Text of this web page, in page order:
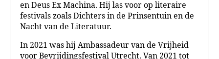
en Deus Ex Machina. Hij las voor op literaire
festivals zoals Dichters in de Prinsentuin en de
Nacht van de Literatuur.
In 2021 was hij Ambassadeur van de Vrijheid
voor Bevrijdingsfestival Utrecht. Van 2021 tot